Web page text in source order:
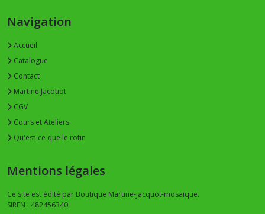
Navigation
Accueil
Catalogue
Contact
Martine Jacquot
CGV
Cours et Ateliers
Qu'est-ce que le rotin
Mentions légales
Ce site est édité par Boutique Martine-jacquot-mosaique.
SIREN : 482456340